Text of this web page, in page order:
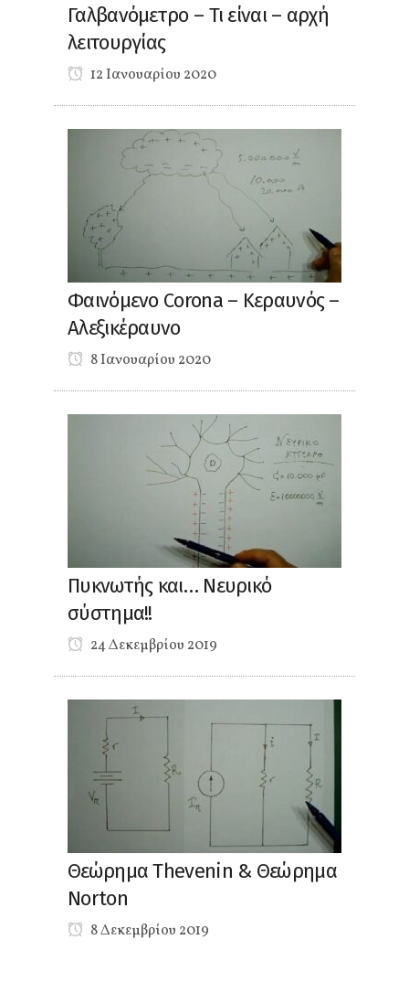
Γαλβανόμετρο – Τι είναι – αρχή
λειτουργίας
12 Ιανουαρίου 2020
Φαινόμενο Corona – Κεραυνός –
Αλεξικέραυνο
8 Ιανουαρίου 2020
Πυκνωτής και… Νευρικό
σύστημα!!
24 Δεκεμβρίου 2019
Θεώρημα Thevenin & Θεώρημα
Norton
8 Δεκεμβρίου 2019